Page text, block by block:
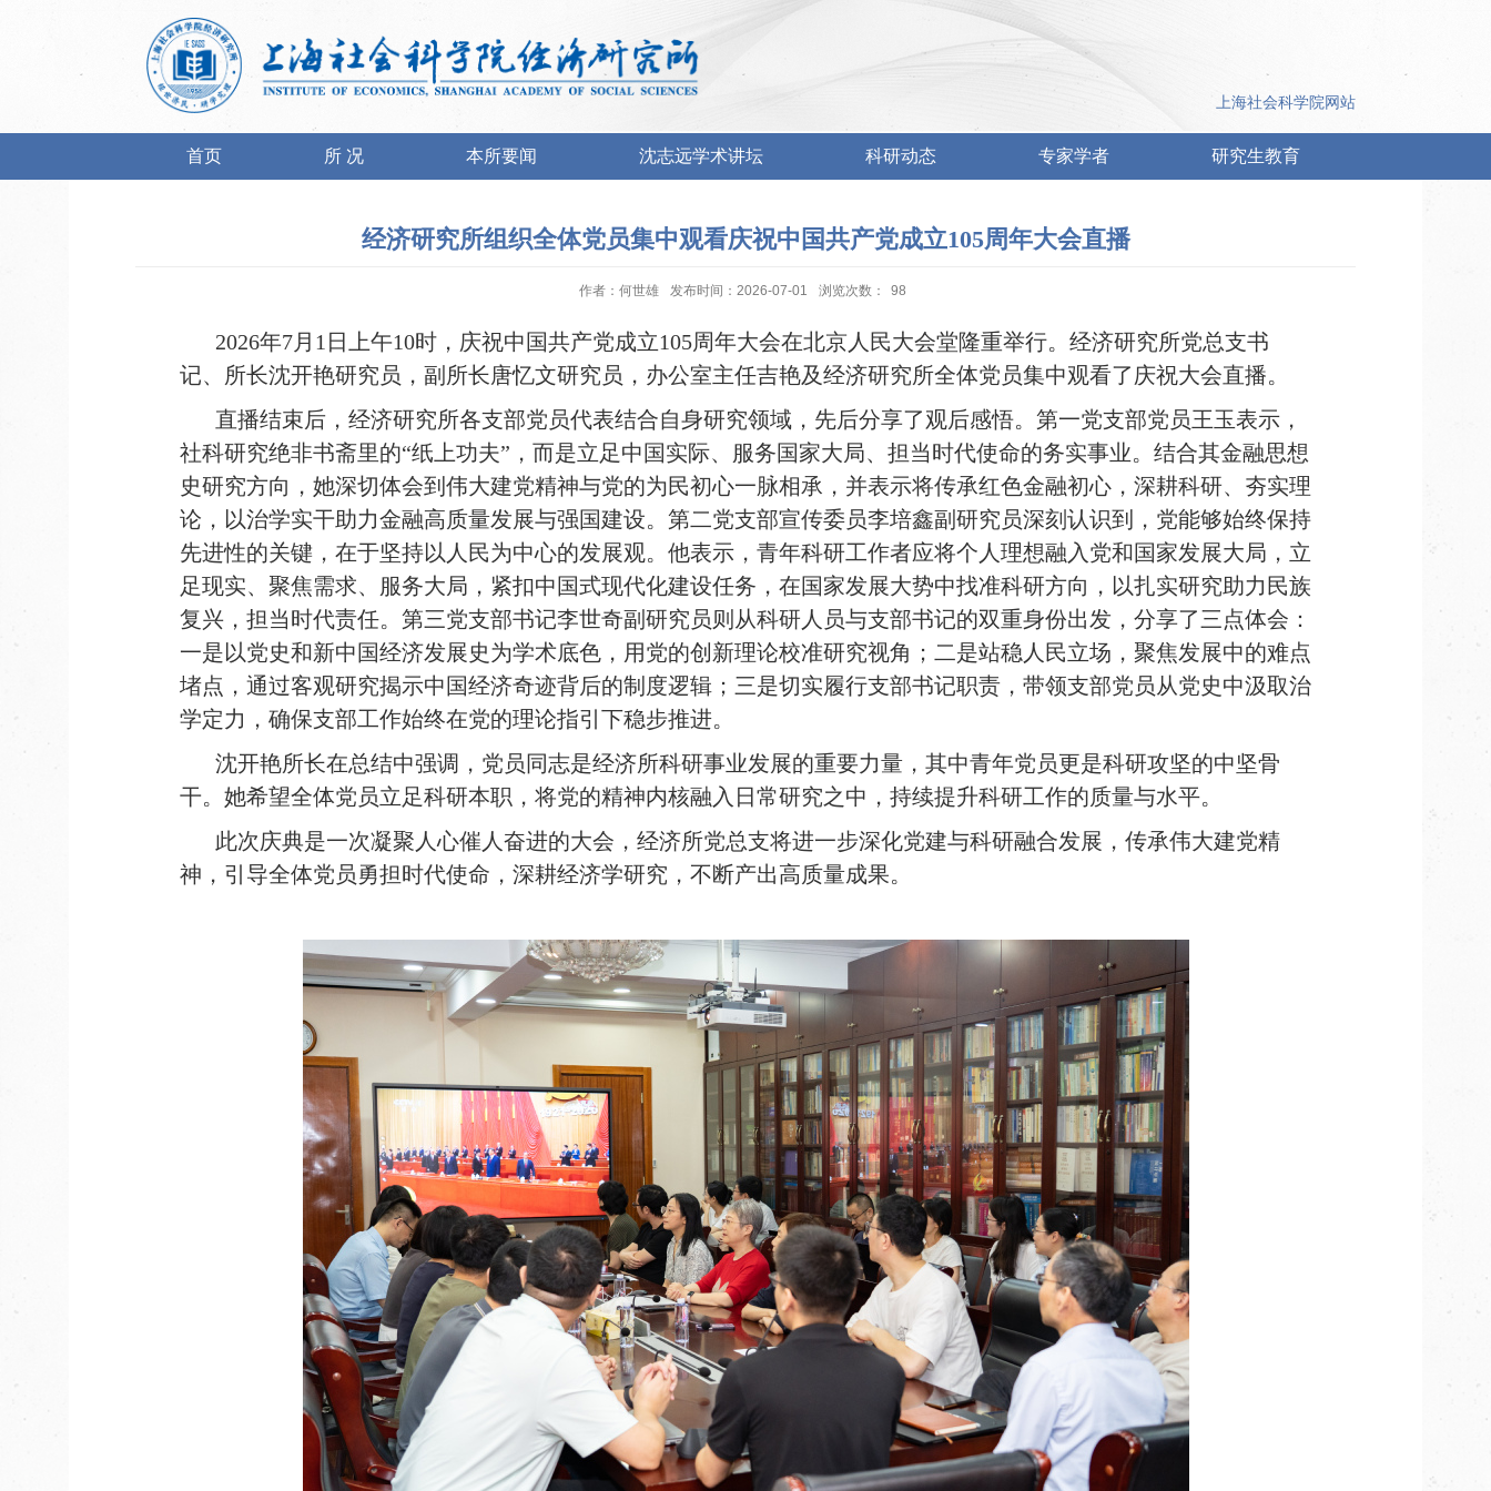
上海社会科学院网站
首页 所 况 本所要闻 沈志远学术讲坛 科研动态 专家学者 研究生教育
经济研究所组织全体党员集中观看庆祝中国共产党成立105周年大会直播
作者：何世雄 发布时间：2026-07-01 浏览次数： 98
2026年7月 1 日上午10时， 庆祝中国共产党成立105周年大会在北京人民大会堂隆重举行。 经济研究所党总支书
记、所长沈开艳研究员，副所长唐忆文研究员，办公室主任吉艳及经济研究所全体党员集中观看了庆祝大会直播。
直播结束后，经济研究所各支部党员代表结合自身研究领域，先后分享了观后感悟。第一党支部党员王玉表示 ，
社科研究绝非书斋里的“纸上功夫” ，而是立足中国实际、服务国家大局、担当时代使命的务实事业。结合其金融思想
史研究方向，她深切体会到伟大建党精神与党的为民初心一脉相承，并表示将传承红色金融初心，深耕科研、夯实理
论，以治学实干助力金融高质量发展与强国建设。第二党支部宣传委员李培鑫副研究员深刻认识到
，党能够始终保持
先进性的关键，在于坚持以人民为中心的发展观。他表示，青年科研工作者应将个人理想融入党和国家发展大局，立
足现实、聚焦需求、服务大局，紧扣中国式现代化建设任务，在国家发展大势中找准科研方向，以扎实研究助力民族
复兴，担当时代责任。 第三党支部书记李世奇副研究员则从科研人员与支部书记的双重身份出发，分享了三点体会：
一是以党史和新中国经济发展史为学术底色，用党的创新理论校准研究视角；二是站稳人民立场，聚焦发展中的难点
堵点，通过客观研究揭示中国经济奇迹背后的制度逻辑；三是切实履行支部书记职责，带领支部党员从党史中汲取治
学定力，确保支部工作始终在党的理论指引下稳步推进。
沈开艳所长在总结中强调，党员同志是经济所科研事业发展的重要力量，其中青年党员更是科研攻坚的中坚骨
干。她希望全体党员立足科研本职，将党的精神内核融入日常研究之中，持续提升科研工作的质量与水平。
此次庆典是一次凝聚人心催人奋进的大会， 经济所党总支将进一步深化党建与科研融合发展，传承伟大建党精
神，引导全体党员勇担时代使命，深耕经济学研究，不断产出高质量成果。